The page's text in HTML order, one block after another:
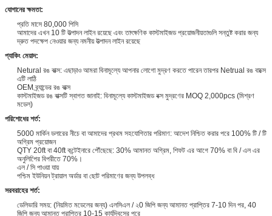
যোগানের ক্ষমতা:
প্রতি মাসে 80,000 পিসি
আমাদের এখন 10 টি উত্পাদন লাইন রয়েছে এবং তাৎক্ষণিক কাস্টমাইজড প্রয়োজনীয়তাগুলি সন্তুষ্ট করার জন্য
দ্রুত পদক্ষেপ নেওয়ার জন্য নমনীয় উত্পাদন লাইন রয়েছে
প্যাকিং মেয়াদ:
Netural রঙ বাক্স: এছাড়াও আমরা বিনামূল্যে আপনার লোগো মুদ্রণ করতে পারেন তারপর Netrual রঙ বাক্সে
এটি লাঠি
OEM ব্র্যান্ডের রঙ বাক্স
কাস্টমাইজড রঙ বাক্সটি স্বাগত জানাই: বিনামূল্যে কাস্টমাইজড বক্স মুদ্রণের MOQ 2,000pcs (মিশ্রণ
মডেল)
পরিশোধের শর্ত:
5000 মার্কিন ডলারের নীচে বা আমাদের প্রথম সহযোগিতার পরিমাণ: আদেশ নিশ্চিত করার পরে 100% টি / টি
অগ্রিম প্রয়োজন
QTY 20ft বা 40ft কন্টেইনারে পৌঁছেছে: 30% আমানত অগ্রিম, শিফট এর আগে 70% বা বি / এল এর
অনুলিপিের বিপরীতে 70%।
এল / সি পাওয়া যায়
পশ্চিম ইউনিয়ন ট্রায়াল অর্ডার বা ছোট পরিমাণের জন্য উপলব্ধ
সরবরাহের শর্ত:
ডেলিভারি সময়: (নিয়মিত মডেলের জন্য) এলসিএল / ২0 জিপি জন্য আমানত প্রাপ্তির 7-10 দিন পর, 40
জিপি জন্য আমানত প্রাপ্তির 10-15 কার্যদিবসের পরে